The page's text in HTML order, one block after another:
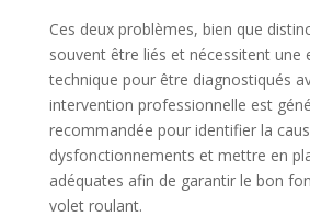
Ces deux problèmes, bien que
souvent être liés et nécessitent une
technique pour être diagnostiqués
intervention professionnelle est
recommandée pour identifier la
dysfonctionnements et mettre en
adéquates afin de garantir le bon
volet roulant.